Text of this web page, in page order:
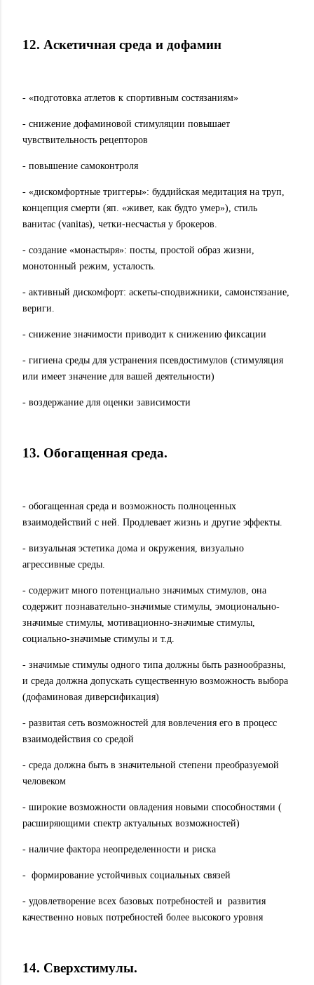
12. Аскетичная среда и дофамин
- «подготовка атлетов к спортивным состязаниям»
- снижение дофаминовой стимуляции повышает
чувствительность рецепторов
- повышение самоконтроля
- «дискомфортные триггеры»: буддийская медитация на труп,
концепция смерти (яп. «живет, как будто умер»), стиль
ванитас (vanitas), четки-несчастья у брокеров.
- создание «монастыря»: посты, простой образ жизни,
монотонный режим, усталость.
- активный дискомфорт: аскеты-сподвижники, самоистязание,
вериги.
- снижение значимости приводит к снижению фиксации
- гигиена среды для устранения псевдостимулов (стимуляция
или имеет значение для вашей деятельности)
- воздержание для оценки зависимости
13. Обогащенная среда.
- обогащенная среда и возможность полноценных
взаимодействий с ней. Продлевает жизнь и другие эффекты.
- визуальная эстетика дома и окружения, визуально
агрессивные среды.
- содержит много потенциально значимых стимулов, она
содержит познавательно-значимые стимулы, эмоционально-
значимые стимулы, мотивационно-значимые стимулы,
социально-значимые стимулы и т.д.
- значимые стимулы одного типа должны быть разнообразны,
и среда должна допускать существенную возможность выбора
(дофаминовая диверсификация)
- развитая сеть возможностей для вовлечения его в процесс
взаимодействия со средой
- среда должна быть в значительной степени преобразуемой
человеком
- широкие возможности овладения новыми способностями (
расширяющими спектр актуальных возможностей)
- наличие фактора неопределенности и риска
- формирование устойчивых социальных связей
- удовлетворение всех базовых потребностей и развития
качественно новых потребностей более высокого уровня
14. Сверхстимулы.